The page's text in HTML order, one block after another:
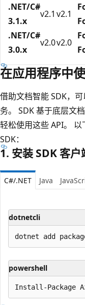
.NET/C#
3.1.x
v2.1 v2.1
.NET/C#
3.0.x
v2.0v2.0
在应用程序中
借助文档智能 SDK，
务。 SDK 基于底层文
轻松使用这些 API。
SDK：
1. 安装 SDK 客户
C#/.NET Java
dotnetcli
powershell